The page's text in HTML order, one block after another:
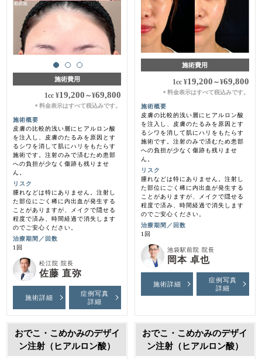
施術費用
1cc¥19,200 ～¥69,800
＊料金表示はすべて税込みです。
施術概要
皮膚の比較的浅い層にヒアルロン酸
を注入し、皮膚のたるみを原因とす
るシワを消して肌にハリをもたらす
施術です。注射のみで済むため患部
への負担が少なく傷跡も残りませ
ん。
リスク
腫れなどは特にありません。注射し
た部位にごく稀に内出血が発生する
ことがありますが、メイクで隠せる
程度で済み、時間経過で消失します
のでご安心ください。
治療期間／回数
1回
松江院 院長
佐藤 直弥
施術詳細
症例写真
詳細
施術費用
1cc ¥19,200 ～¥69,800
＊ 料金表示はすべて税込みです。
施術概要
皮膚の比較的浅い層にヒアルロン酸
を注入し、皮膚のたるみを原因とす
るシワを消して肌にハリをもたらす
施術です。注射のみで済むため患部
への負担が少なく傷跡も残りませ
ん。
リスク
腫れなどは特にありません。注射し
た部位にごく稀に内出血が発生する
ことがありますが、メイクで隠せる
程度で済み、時間経過で消失します
のでご安心ください。
治療期間／回数
1回
池袋駅前院 院長
岡本 卓也
施術詳細
症例写真
詳細
おでこ・こめかみのデザイ
ン注射（ヒアルロン酸）
おでこ・こめかみのデザイ
ン注射（ヒアルロン酸）